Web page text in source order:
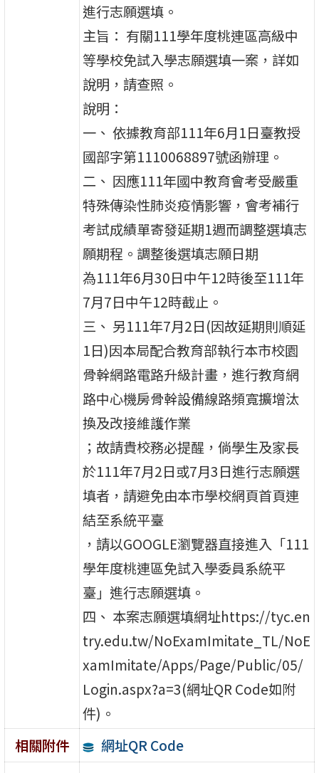
進行志願選填。
主旨： 有關111學年度桃連區高級中
等學校免試入學志願選填一案，詳如
說明，請查照。
說明：
一、 依據教育部111年6月1日臺教授
國部字第1110068897號函辦理。
二、 因應111年國中教育會考受嚴重
特殊傳染性肺炎疫情影響，會考補行
考試成績單寄發延期1週而調整選填志
願期程。調整後選填志願日期
為111年6月30日中午12時後至111年
7月7日中午12時截止。
三、 另111年7月2日(因故延期則順延
1日)因本局配合教育部執行本市校園
骨幹網路電路升級計畫，進行教育網
路中心機房骨幹設備線路頻寬擴增汰
換及改接維護作業
；故請貴校務必提醒，倘學生及家長
於111年7月2日或7月3日進行志願選
填者，請避免由本市學校網頁首頁連
結至系統平臺
，請以GOOGLE瀏覽器直接進入「111
學年度桃連區免試入學委員系統平
臺」進行志願選填。
四、 本案志願選填網址https://tyc.en
try.edu.tw/NoExamImitate_TL/NoE
xamImitate/Apps/Page/Public/05/
Login.aspx?a=3(網址QR Code如附
件)。
相關附件
網址QR Code